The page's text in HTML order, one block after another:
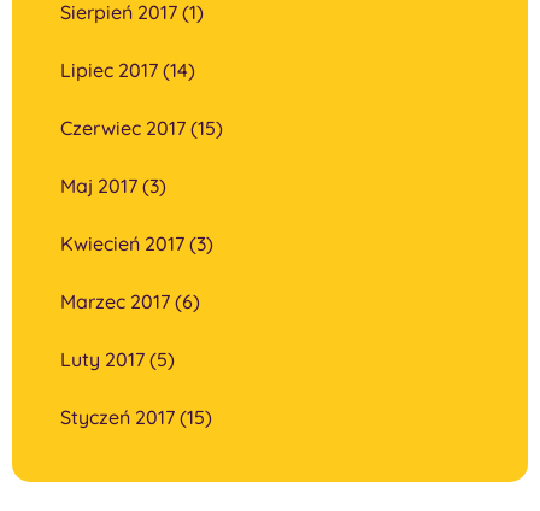
Sierpień 2017 (1)
Lipiec 2017 (14)
Czerwiec 2017 (15)
Maj 2017 (3)
Kwiecień 2017 (3)
Marzec 2017 (6)
Luty 2017 (5)
Styczeń 2017 (15)